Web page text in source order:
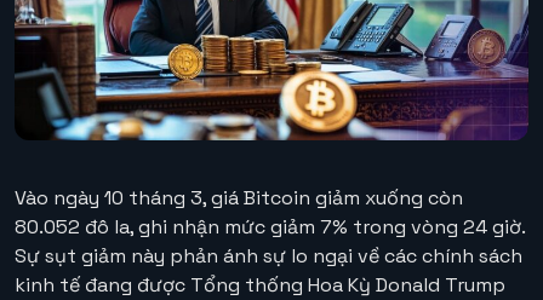
Vào ngày 10 tháng 3, giá Bitcoin giảm xuống còn
80.052 đô la, ghi nhận mức giảm 7% trong vòng 24 giờ.
Sự sụt giảm này phản ánh sự lo ngại về các chính sách
kinh tế đang được Tổng thống Hoa Kỳ Donald Trump